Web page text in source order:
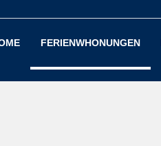
FERIENWHONUNGEN